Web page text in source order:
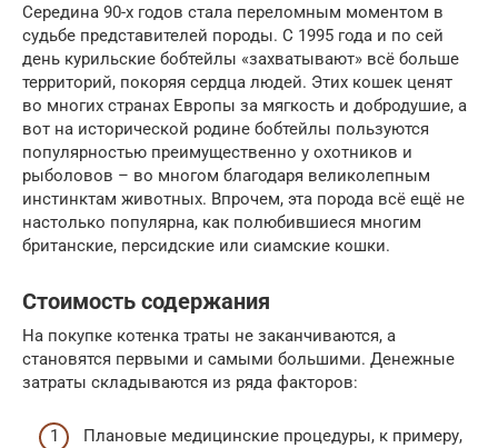
Середина 90-х годов стала переломным моментом в
судьбе представителей породы. С 1995 года и по сей
день курильские бобтейлы «захватывают» всё больше
территорий, покоряя сердца людей. Этих кошек ценят
во многих странах Европы за мягкость и добродушие, а
вот на исторической родине бобтейлы пользуются
популярностью преимущественно у охотников и
рыболовов – во многом благодаря великолепным
инстинктам животных. Впрочем, эта порода всё ещё не
настолько популярна, как полюбившиеся многим
британские, персидские или сиамские кошки.
Стоимость содержания
На покупке котенка траты не заканчиваются, а
становятся первыми и самыми большими. Денежные
затраты складываются из ряда факторов:
Плановые медицинские процедуры, к примеру,